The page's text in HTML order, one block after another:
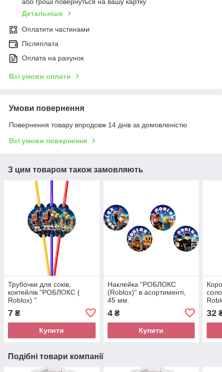
або гроші повернуться на вашу картку
Детальніше
Оплатити частинами
Післяплата
Оплата на рахунок
Всі умови оплати
Умови повернення
Повернення товару впродовж 14 днів за домовленістю
Всі умови повернення
З цим товаром також замовляють
Трубочки для соків,
коктейлів "РОБЛОКС (
Roblox) "
7 ₴
Купити
Наклейка "РОБЛОКС
(Roblox)" в асортименті,
45 мм.
4₴
Купити
32
Подібні товари компанії